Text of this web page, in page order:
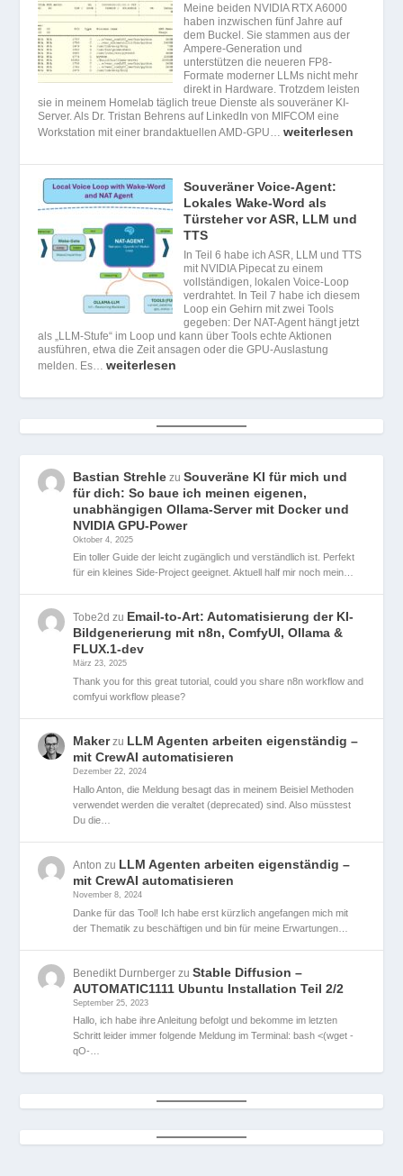
Meine beiden NVIDIA RTX A6000
haben inzwischen fünf Jahre auf
dem Buckel. Sie stammen aus der
Ampere-Generation und
unterstützen die neueren FP8-
Formate moderner LLMs nicht mehr
direkt in Hardware. Trotzdem leisten
sie in meinem Homelab täglich treue Dienste als souveräner KI-
Server. Als Dr. Tristan Behrens auf LinkedIn von MIFCOM eine
Workstation mit einer brandaktuellen AMD-GPU…weiterlesen
Souveräner Voice-Agent:
Lokales Wake-Word als
Türsteher vor ASR, LLM und
TTS
In Teil 6 habe ich ASR, LLM und TTS
mit NVIDIA Pipecat zu einem
vollständigen, lokalen Voice-Loop
verdrahtet. In Teil 7 habe ich diesem
Loop ein Gehirn mit zwei Tools
gegeben: Der NAT-Agent hängt jetzt
als „LLM-Stufe“ im Loop und kann über Tools echte Aktionen
ausführen, etwa die Zeit ansagen oder die GPU-Auslastung
melden. Es…weiterlesen
Bastian Strehle zuSouveräne KI für mich und
für dich: So baue ich meinen eigenen,
unabhängigen Ollama-Server mit Docker und
NVIDIA GPU-Power
Oktober 4, 2025
Ein toller Guide der leicht zugänglich und verständlich ist. Perfekt
für ein kleines Side-Project geeignet. Aktuell half mir noch mein…
Tobe2d zu Email-to-Art: Automatisierung der KI-
Bildgenerierung mit n8n, ComfyUI, Ollama &
FLUX.1-dev
März 23, 2025
Thank you for this great tutorial, could you share n8n workflow and
comfyui workflow please?
Makerzu LLM Agenten arbeiten eigenständig –
mit CrewAI automatisieren
Dezember 22, 2024
Hallo Anton, die Meldung besagt das in meinem Beisiel Methoden
verwendet werden die veraltet (deprecated) sind. Also müsstest
Du die…
Anton zu LLM Agenten arbeiten eigenständig –
mit CrewAI automatisieren
November 8, 2024
Danke für das Tool! Ich habe erst kürzlich angefangen mich mit
der Thematik zu beschäftigen und bin für meine Erwartungen…
Benedikt Durnberger zuStable Diffusion –
AUTOMATIC1111 Ubuntu Installation Teil 2/2
September 25, 2023
Hallo, ich habe ihre Anleitung befolgt und bekomme im letzten
Schritt leider immer folgende Meldung im Terminal: bash <(wget -
qO-…